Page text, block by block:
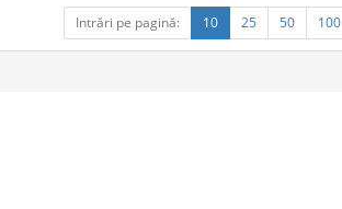
Intrări pe pagină: 10 25 50 100